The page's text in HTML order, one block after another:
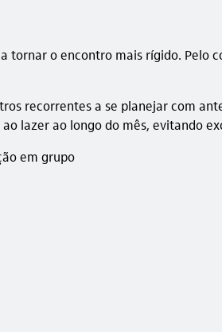
o encontro mais rígido. Pelo
recorrentes a se planejar com
lazer ao longo do mês, evitando
em grupo